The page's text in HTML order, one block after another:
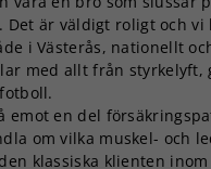
är väldigt roligt och vi
i Västerås, nationellt
med allt från styrkelyft,
emot en del
om vilka muskel- och
klassiska klienten